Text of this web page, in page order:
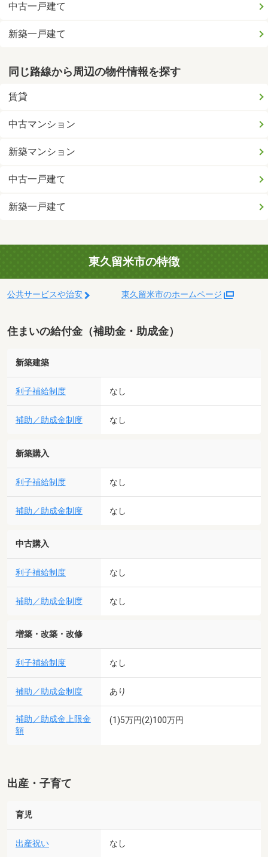
中古一戸建て
新築一戸建て
同じ路線から周辺の物件情報を探す
賃貸
中古マンション
新築マンション
中古一戸建て
新築一戸建て
東久留米市の特徴
公共サービスや治安 東久留米市のホームページ
住まいの給付金（補助金・助成金）
新築建築
利子補給制度 なし
補助／助成金制度 なし
新築購入
利子補給制度 なし
補助／助成金制度 なし
中古購入
利子補給制度 なし
補助／助成金制度 なし
増築・改築・改修
利子補給制度 なし
補助／助成金制度 あり
補助／助成金上限金
額
(1)5万円(2)100万円
出産・子育て
育児
出産祝い なし